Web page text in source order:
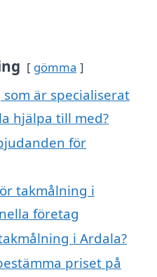
gömma
är specialiserat
hjälpa till med?
för
takmålning i
företag
i Ardala?
priset på